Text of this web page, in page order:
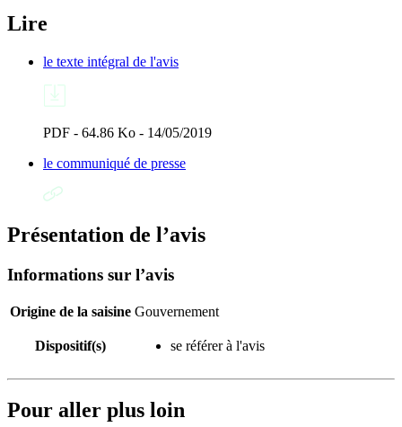
Lire
le texte intégral de l'avis
PDF - 64.86 Ko - 14/05/2019
le communiqué de presse
Présentation de l’avis
Informations sur l’avis
Origine de la saisine Gouvernement
Dispositif(s) se référer à l'avis
Pour aller plus loin